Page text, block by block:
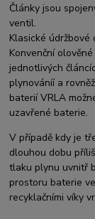
Články jsou
ventil.
Klasické
Konvenční
jednotlivých
plynováníí a
baterií VRLA
uzavřené baterie.
V případě kdy je
dlouhou dobu
tlaku plynu uvnitř
prostoru baterie
recyklačními víky